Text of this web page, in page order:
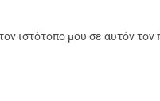
ιστότοπο μου σε αυτόν